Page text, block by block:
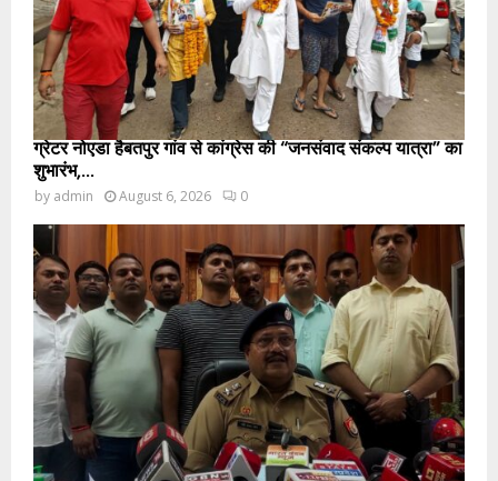
ग्रेटर नोएडा हैबतपुर गांव से कांग्रेस की “जनसंवाद संकल्प यात्रा” का
शुभारंभ,...
by admin August 6, 2026 0